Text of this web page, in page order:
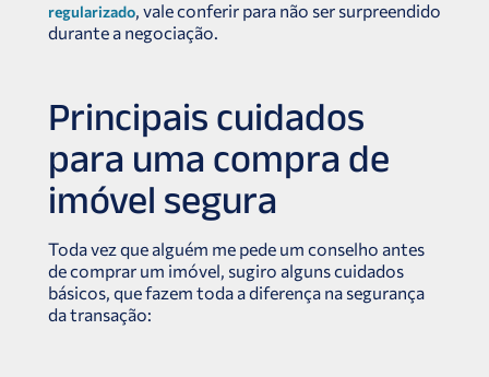
regularizado, vale conferir para não ser surpreendido
durante a negociação.
Principais cuidados
para uma compra de
imóvel segura
Toda vez que alguém me pede um conselho antes
de comprar um imóvel, sugiro alguns cuidados
básicos, que fazem toda a diferença na segurança
da transação: